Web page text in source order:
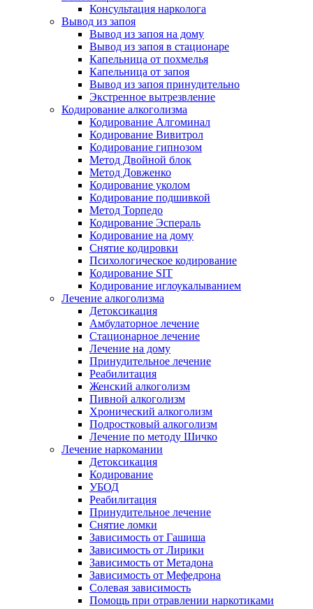
Консультация нарколога
Вывод из запоя
Вывод из запоя на дому
Вывод из запоя в стационаре
Капельница от похмелья
Капельница от запоя
Вывод из запоя принудительно
Экстренное вытрезвление
Кодирование алкоголизма
Кодирование Алгоминал
Кодирование Вивитрол
Кодирование гипнозом
Метод Двойной блок
Метод Довженко
Кодирование уколом
Кодирование подшивкой
Метод Торпедо
Кодирование Эспераль
Кодирование на дому
Снятие кодировки
Психологическое кодирование
Кодирование SIT
Кодирование иглоукалыванием
Лечение алкоголизма
Детоксикация
Амбулаторное лечение
Стационарное лечение
Лечение на дому
Принудительное лечение
Реабилитация
Женский алкоголизм
Пивной алкоголизм
Хронический алкоголизм
Подростковый алкоголизм
Лечение по методу Шичко
Лечение наркомании
Детоксикация
Кодирование
УБОД
Реабилитация
Принудительное лечение
Снятие ломки
Зависимость от Гашиша
Зависимость от Лирики
Зависимость от Метадона
Зависимость от Мефедрона
Солевая зависимость
Помощь при отравлении наркотиками